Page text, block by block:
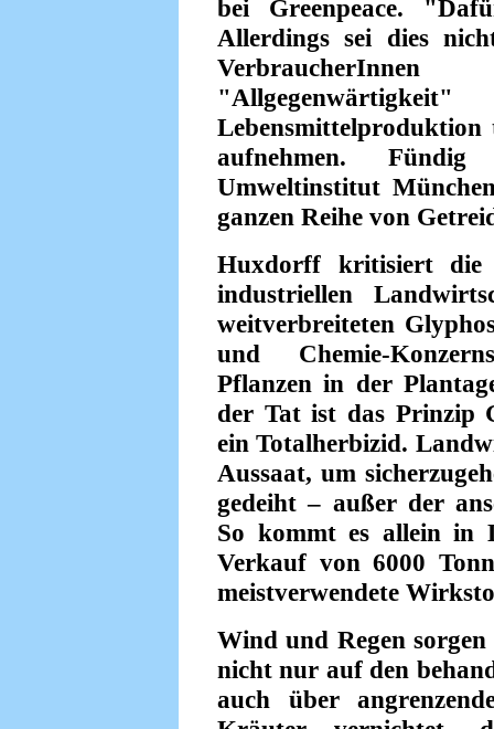
bei Greenpeace.
Allerdings sei dies
aufnehmen.
Umweltinstitut
ganzen Reihe von
Huxdorff kritisiert die
industriellen
weitverbreiteten
und Chemie-
Pflanzen in der
der Tat ist das Prinzip
ein Totalherbizid.
Aussaat, um
gedeiht – außer der
So kommt es allein in
Verkauf von 6000
meistverwendete
Wind und Regen
nicht nur auf den
auch über